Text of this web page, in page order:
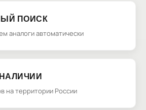
ПОИСК
аналоги автоматически
на территории России